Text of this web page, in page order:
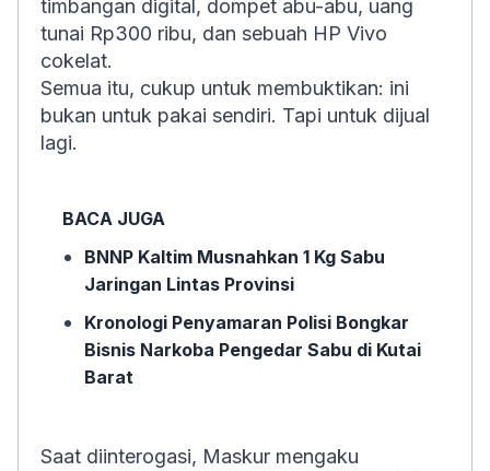
timbangan digital, dompet abu-abu, uang
tunai Rp300 ribu, dan sebuah HP Vivo
cokelat.
Semua itu, cukup untuk membuktikan: ini
bukan untuk pakai sendiri. Tapi untuk dijual
lagi.
BACA JUGA
BNNP Kaltim Musnahkan 1 Kg Sabu
Jaringan Lintas Provinsi
Kronologi Penyamaran Polisi Bongkar
Bisnis Narkoba Pengedar Sabu di Kutai
Barat
Saat diinterogasi, Maskur mengaku